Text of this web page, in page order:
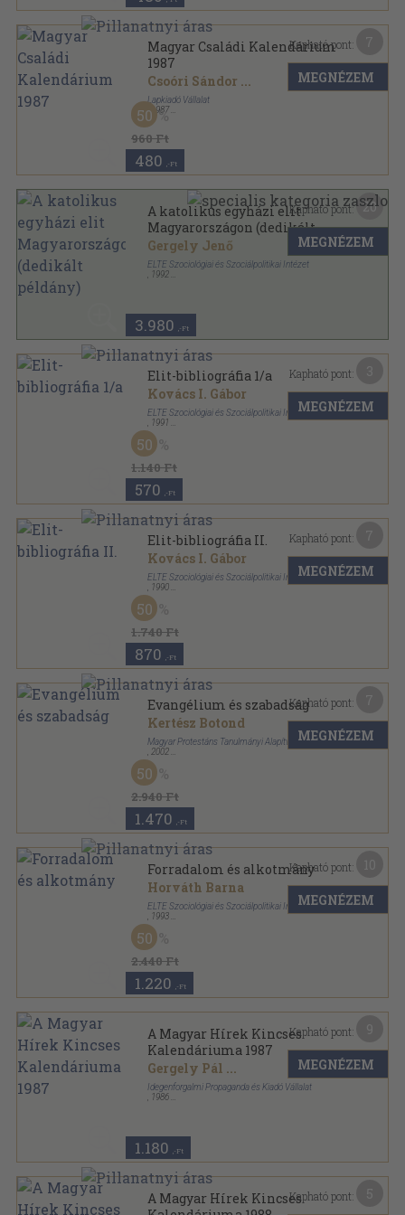
Magyar Családi Kalendárium
1987
Csoóri Sándor ...
Lapkiadó Vállalat
, 1987
Ragasztott papírkötés
Magyar Családi Kalendárium sorozat
960 Ft
50
480 ,-Ft
Kapható pont:
MEGNÉZEM
A katolikus egyházi elit
Magyarországon (dedikált
példány)
Gergely Jenő
ELTE Szociológiai és Szociálpolitikai Intézet
1992
3.980 ,-Ft
Kapható pont: 20
MEGNÉZEM
Elit-bibliográfia 1/a
Kovács I. Gábor
ELTE Szociológiai és Szociálpolitikai Intézet
1991
Ragasztott papírkötés
Történeti elitkutatások sorozat
1.140 Ft
50
570 ,-Ft
Kapható pont:
MEGNÉZEM
Elit-bibliográfia II.
Kovács I. Gábor
ELTE Szociológiai és Szociálpolitikai Intézet
1990
Ragasztott papírkötés
Történeti elitkutatások sorozat
1.740 Ft
50
870 ,-Ft
Kapható pont:
MEGNÉZEM
Evangélium és szabadság
Kertész Botond
Magyar Protestáns Tanulmányi Alapítvány
2002
Ragasztott papírkötés
Societas et Ecclesia sorozat
2.940 Ft
50
1.470 ,-Ft
Kapható pont:
MEGNÉZEM
Forradalom és alkotmány
Horváth Barna
ELTE Szociológiai és Szociálpolitikai Intézet
1993
Ragasztott papírkötés
Történeti elitkutatások sorozat
2.440 Ft
50
1.220 ,-Ft
Kapható pont:
MEGNÉZEM
A Magyar Hírek Kincses
Kalendáriuma 1987
Gergely Pál ...
Idegenforgalmi Propaganda és Kiadó Vállalat
1986
1.180 ,-Ft
Kapható pont:
MEGNÉZEM
A Magyar Hírek KincsesKapható pont: